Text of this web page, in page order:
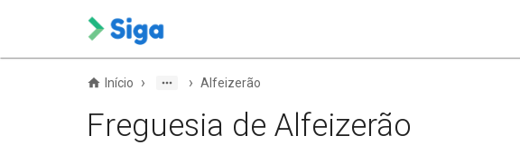
Início › › Alfeizerão
Freguesia de Alfeizerão